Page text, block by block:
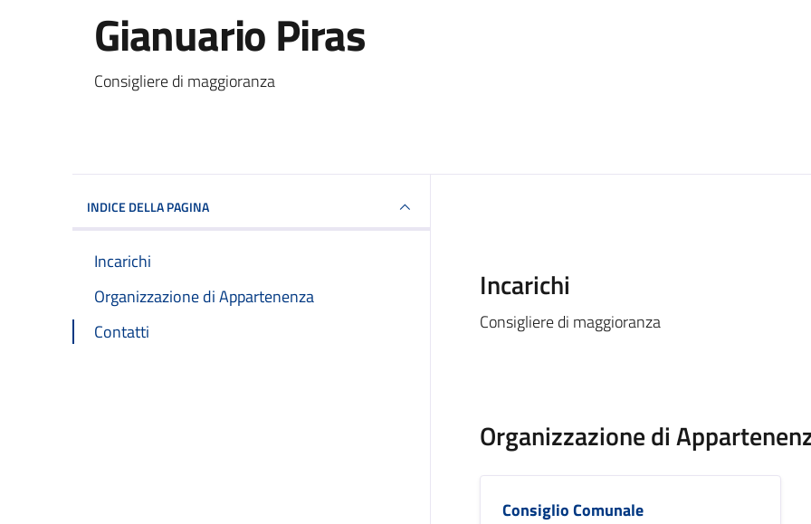
Gianuario Piras
Consigliere di maggioranza
INDICE DELLA PAGINA
Incarichi
Organizzazione di Appartenenza
Contatti
Incarichi
Consigliere di maggioranza
Organizzazione di
Consiglio Comunale